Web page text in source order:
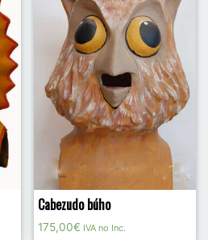
Cabezudo búho
175,00€ IVA no Inc.